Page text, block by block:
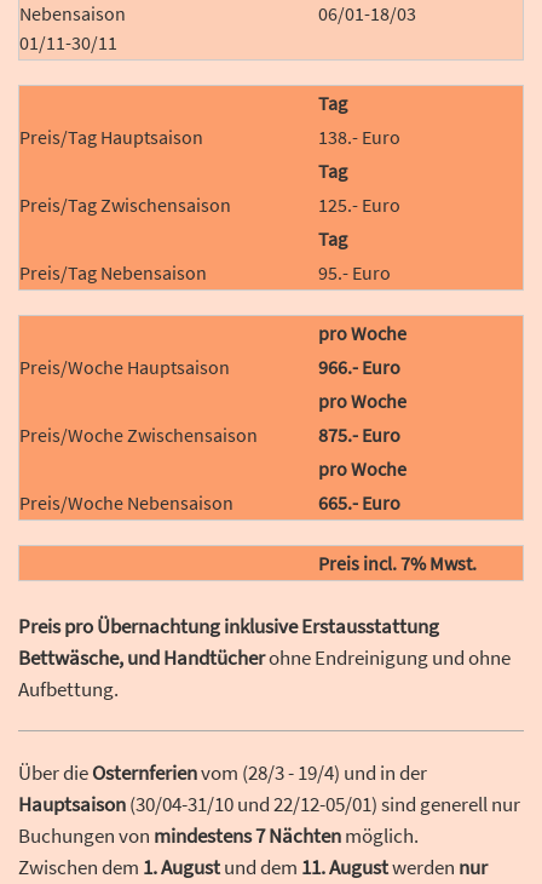
06/01-18/03
01/11-30/11
Tag
138.- Euro
Tag
125.- Euro
Tag
95.- Euro
pro Woche
966.- Euro
pro Woche
875.- Euro
pro Woche
665.- Euro
Preis incl. 7% Mwst.
Preis pro Übernachtung inklusive Erstausstattung
Bettwäsche, und Handtücherohne Endreinigung und ohne
Aufbettung.
Über dieOsternferienvom (28/3 - 19/4) und in der
Hauptsaison(30/04-31/10 und 22/12-05/01) sind generell nur
Buchungen von mindestens 7 Nächtenmöglich.
Zwischen dem 1. Augustund dem 11. Augustwerden nur